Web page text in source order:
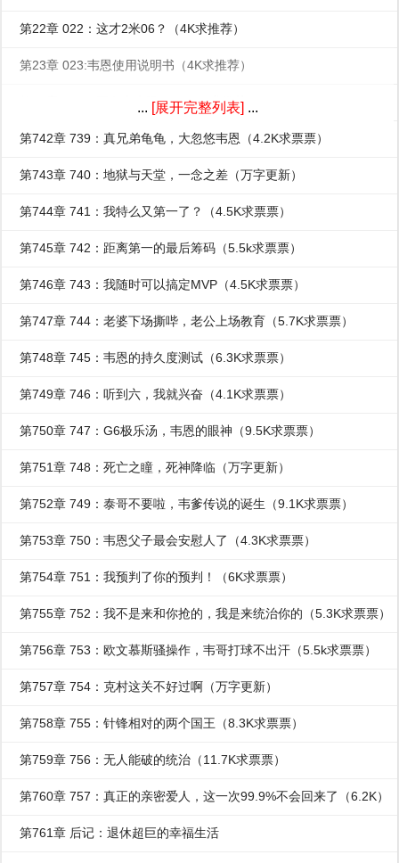
第22章 022：这才2米06？（4K求推荐）
第23章 023:韦恩使用说明书（4K求推荐）
第24章 024：要名声大噪了（4.5K求推荐）
... [展开完整列表] ...
第742章 739：真兄弟龟龟，大忽悠韦恩（4.2K求票票）
第743章 740：地狱与天堂，一念之差（万字更新）
第744章 741：我特么又第一了？（4.5K求票票）
第745章 742：距离第一的最后筹码（5.5k求票票）
第746章 743：我随时可以搞定MVP（4.5K求票票）
第747章 744：老婆下场撕哔，老公上场教育（5.7K求票票）
第748章 745：韦恩的持久度测试（6.3K求票票）
第749章 746：听到六，我就兴奋（4.1K求票票）
第750章 747：G6极乐汤，韦恩的眼神（9.5K求票票）
第751章 748：死亡之瞳，死神降临（万字更新）
第752章 749：泰哥不要啦，韦爹传说的诞生（9.1K求票票）
第753章 750：韦恩父子最会安慰人了（4.3K求票票）
第754章 751：我预判了你的预判！（6K求票票）
第755章 752：我不是来和你抢的，我是来统治你的（5.3K求票票）
第756章 753：欧文慕斯骚操作，韦哥打球不出汗（5.5k求票票）
第757章 754：克村这关不好过啊（万字更新）
第758章 755：针锋相对的两个国王（8.3K求票票）
第759章 756：无人能破的统治（11.7K求票票）
第760章 757：真正的亲密爱人，这一次99.9%不会回来了（6.2K）
第761章 后记：退休超巨的幸福生活